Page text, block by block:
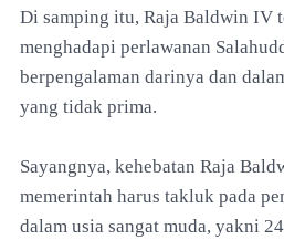
Di samping itu, Raja Baldwin IV
menghadapi perlawanan
berpengalaman darinya dan
yang tidak prima.
Sayangnya, kehebatan Raja
memerintah harus takluk pada
dalam usia sangat muda, yakni